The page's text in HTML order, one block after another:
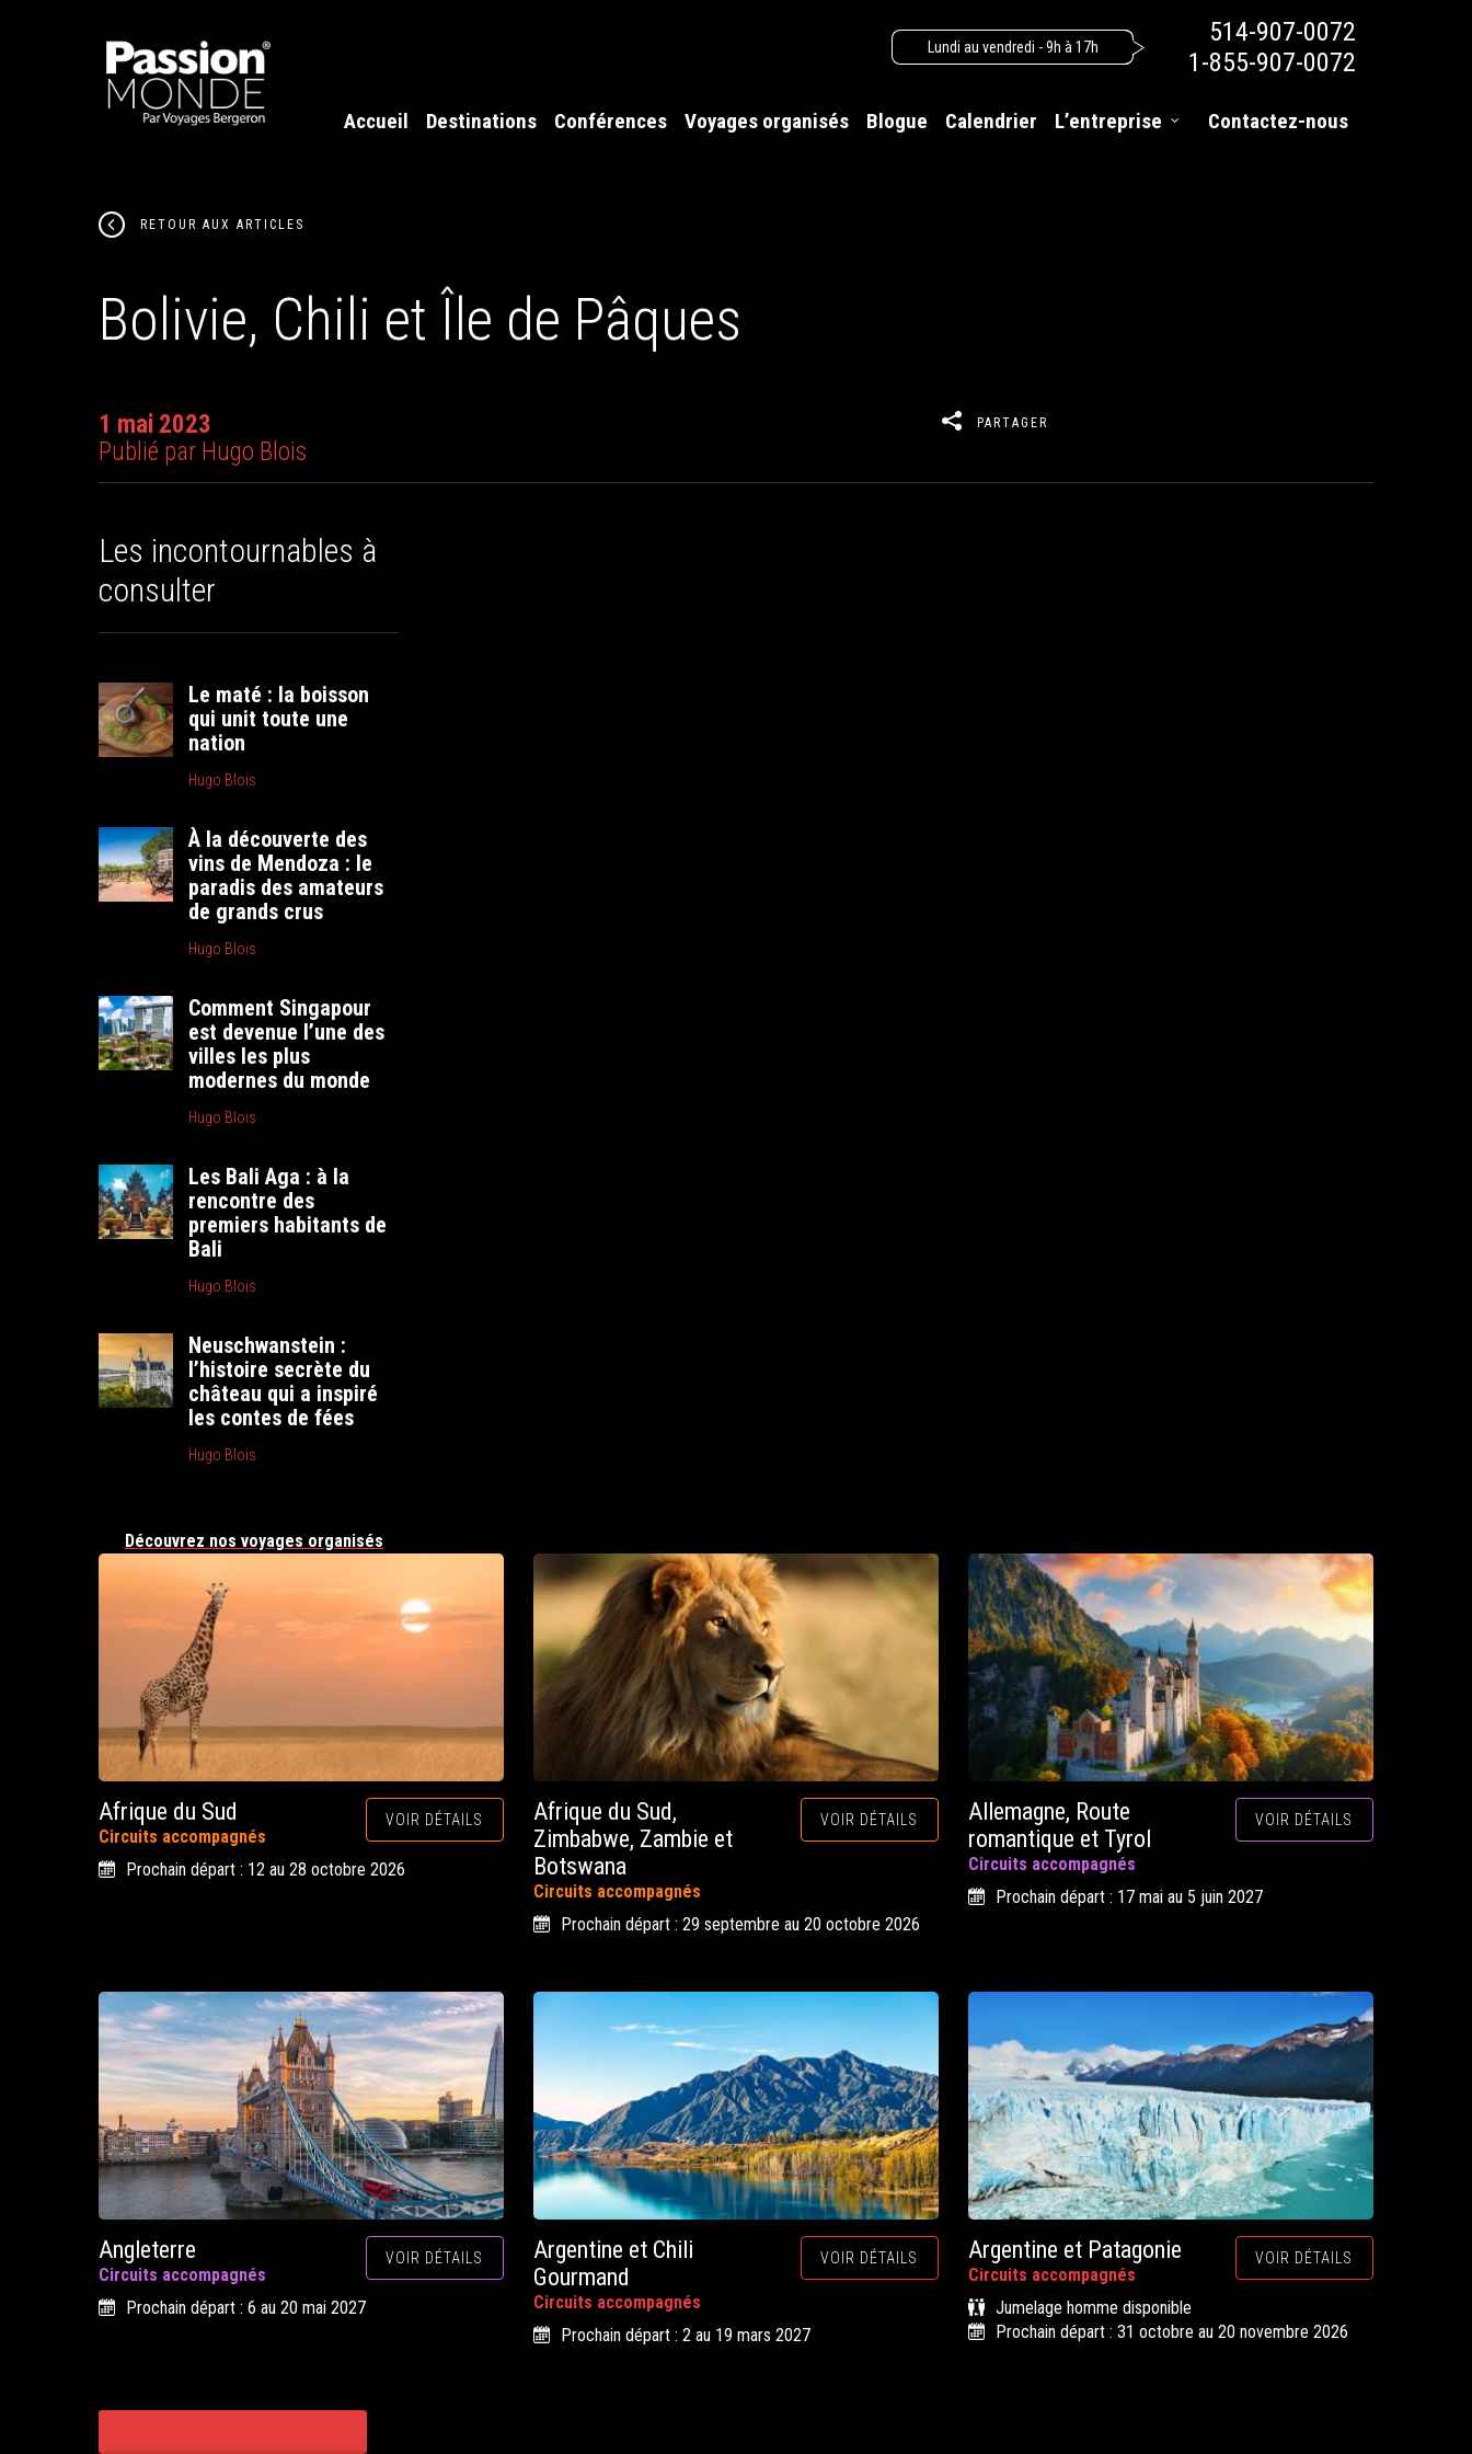
Lundi au vendredi - 9h à 17h
514-907-0072
1-855-907-0072
Accueil Destinations Conférences Voyages organisés Blogue Calendrier L’entreprise Contactez-nous
RETOUR AUX ARTICLES
Bolivie, Chili et Île de Pâques
1 mai 2023
Publié par Hugo Blois
PARTAGER
Les incontournables à
consulter
Le maté : la boisson
qui unit toute une
nation
Hugo Blois
À la découverte des
vins de Mendoza : le
paradis des amateurs
de grands crus
Hugo Blois
Comment Singapour
est devenue l’une des
villes les plus
modernes du monde
Hugo Blois
Les Bali Aga : à la
rencontre des
premiers habitants de
Bali
Hugo Blois
Neuschwanstein :
l’histoire secrète du
château qui a inspiré
les contes de fées
Hugo Blois
Découvrez nos voyages organisés
Afrique du Sud
Circuits accompagnés
VOIR DÉTAILS
Prochain départ : 12 au 28 octobre 2026
Afrique du Sud,
Zimbabwe, Zambie et
Botswana
Circuits accompagnés
VOIR DÉTAILS
Prochain départ : 29 septembre au 20 octobre 2026
Allemagne, Route
romantique et Tyrol
Circuits accompagnés
VOIR DÉTAILS
Prochain départ : 17 mai au 5 juin 2027
Angleterre
Circuits accompagnés
VOIR DÉTAILS
Prochain départ : 6 au 20 mai 2027
Argentine et Chili
Gourmand
Circuits accompagnés
VOIR DÉTAILS
Prochain départ : 2 au 19 mars 2027
Argentine et Patagonie
Circuits accompagnés
VOIR DÉTAILS
Jumelage homme disponible
Prochain départ : 31 octobre au 20 novembre 2026